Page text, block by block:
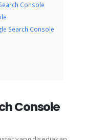
Console
Search Console
Console